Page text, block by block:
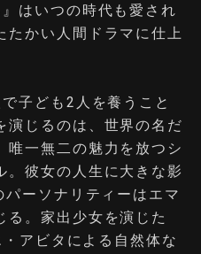
はいつの時代も愛され
たかい人間ドラマに仕上
子ども2人を養うこと
演じるのは、世界の名だ
唯一無二の魅力を放つシ
。彼女の人生に大きな影
パーソナリティーはエマ
る。家出少女を演じた
アビタによる自然体な